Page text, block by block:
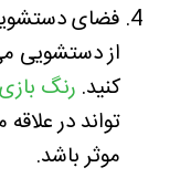
فضای
از دستشویی
کنید. رنگ بازی
تواند در
موثر باشد.